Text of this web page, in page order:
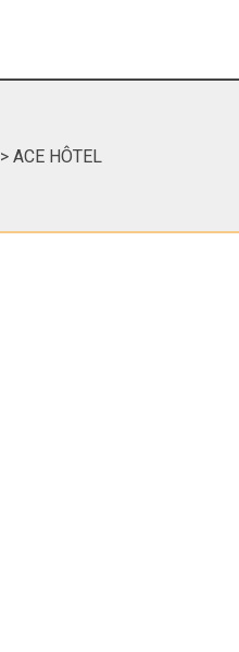
> ACE HÔTEL